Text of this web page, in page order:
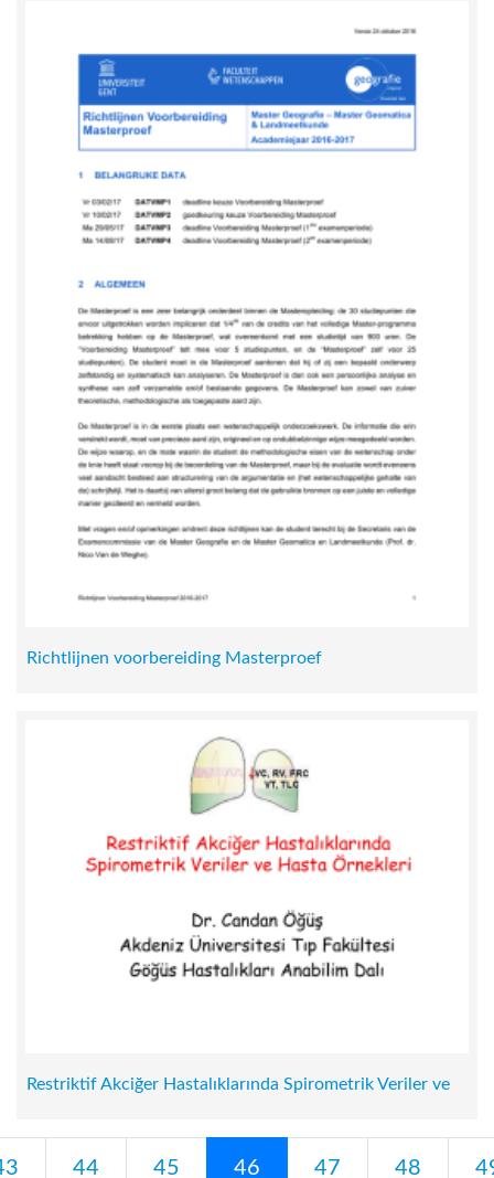
Richtlijnen voorbereiding Masterproef
Restriktif Akciğer Hastalıklarında Spirometrik Veriler ve
44 45 46 47 48